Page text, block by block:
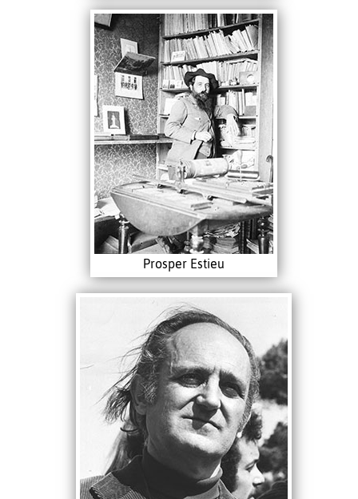
Prosper Estieu